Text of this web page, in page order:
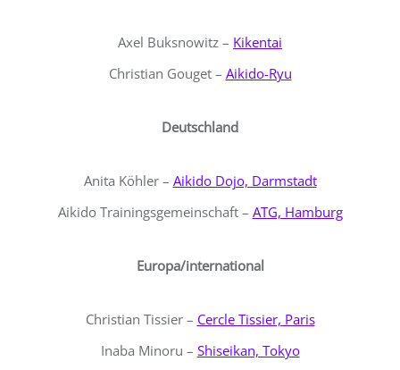
Axel Buksnowitz – Kikentai
Christian Gouget – Aikido-Ryu
Deutschland
Anita Köhler – Aikido Dojo, Darmstadt
Aikido Trainingsgemeinschaft – ATG, Hamburg
Europa/international
Christian Tissier – Cercle Tissier, Paris
Inaba Minoru – Shiseikan, Tokyo